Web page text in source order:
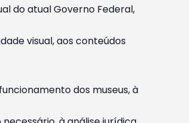
do atual Governo Federal,
visual, aos conteúdos
dos museus, à